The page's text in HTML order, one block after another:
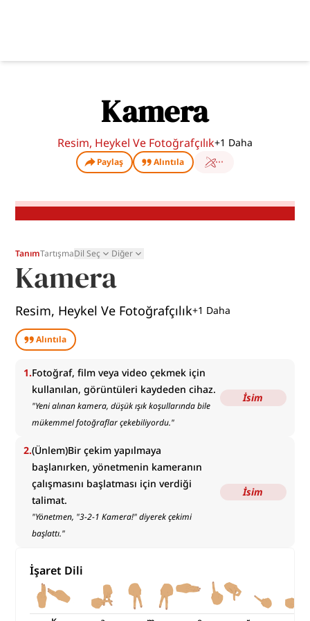
Kamera
Resim, Heykel Ve Fotoğrafçılık+1 Daha
Paylaş Alıntıla
TanımTartışmaDil Seç Diğer
Kamera
Resim, Heykel Ve Fotoğrafçılık+1 Daha
Alıntıla
1.Fotoğraf, film veya video çekmek için
kullanılan, görüntüleri kaydeden cihaz.
"Yeni alınan kamera, düşük ışık koşullarında bile
mükemmel fotoğraflar çekebiliyordu."
İsim
2.(Ünlem)Bir çekim yapılmaya
başlanırken, yönetmenin kameranın
çalışmasını başlatması için verdiği
talimat.
"Yönetmen, "3-2-1 Kamera!" diyerek çekimi
başlattı."
İsim
İşaret Dili